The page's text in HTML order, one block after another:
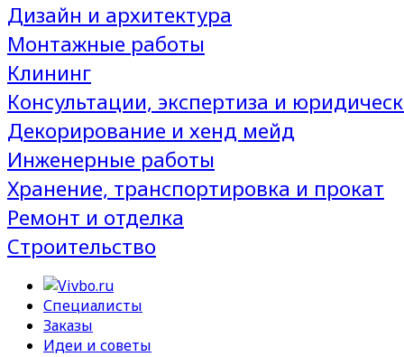
Дизайн и архитектура
Монтажные работы
Клининг
Консультации, экспертиза и
Декорирование и хенд мейд
Инженерные работы
Хранение, транспортировка и прокат
Ремонт и отделка
Строительство
Специалисты
Заказы
Идеи и советы